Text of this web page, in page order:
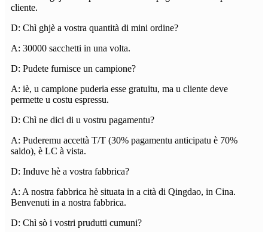
cliente.
D: Chì ghjè a vostra quantità di mini ordine?
A: 30000 sacchetti in una volta.
D: Pudete furnisce un campione?
A: iè, u campione puderia esse gratuitu, ma u cliente deve
permette u costu espressu.
D: Chì ne dici di u vostru pagamentu?
A: Puderemu accettà T/T (30% pagamentu anticipatu è 70%
saldo), è LC à vista.
D: Induve hè a vostra fabbrica?
A: A nostra fabbrica hè situata in a cità di Qingdao, in Cina.
Benvenuti in a nostra fabbrica.
D: Chì sò i vostri prudutti cumuni?